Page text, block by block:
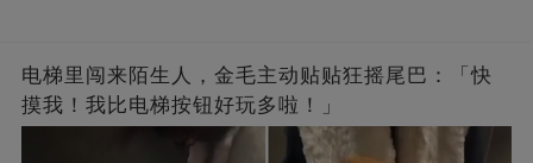
电梯里闯来陌生人，金毛主动贴贴狂摇尾巴：「快
摸我！我比电梯按钮好玩多啦！」